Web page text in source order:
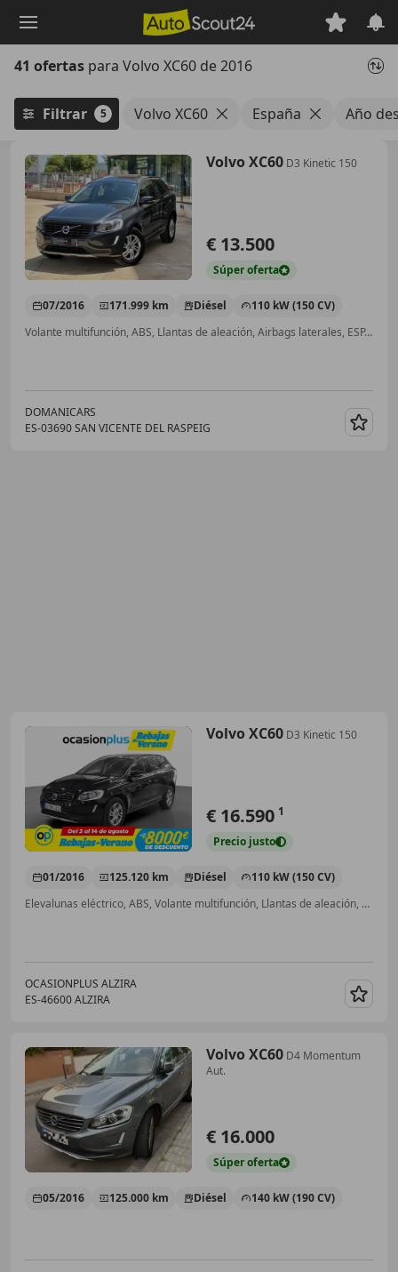
principal
41 ofertas para Volvo XC60 de 2016
Filtrar 5 Volvo XC60 España Año
Volvo XC60 D3 Kinetic 150
€ 13.500
Súperoferta
07/2016 171.999 km Diésel
110 kW (150 CV)
Volante multifunción, ABS, Llantas de aleación, Airbags laterales, ESP, Inmovilizador, Airbag del conductor, Cierre centralizado
DOMANICARS
ES-03690 SAN VICENTE DEL RASPEIG
Volvo XC60 D3 Kinetic 150
€ 16.590 1
Precio justo
01/2016 125.120 km Diésel
110 kW (150 CV)
Elevalunas eléctrico, ABS, Volante multifunción, Llantas de aleación, ESP, Climatizador automático, Inmovilizador, Airbag del conductor
OCASIONPLUS ALZIRA
ES-46600 ALZIRA
Volvo XC60 D4 Momentum
Aut.
€ 16.000
Súperoferta
05/2016 125.000 km Diésel 140 kW (190 CV)